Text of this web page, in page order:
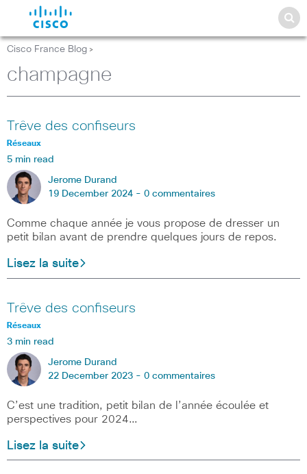
Cisco France Blog >
champagne
Trêve des confiseurs
Réseaux
5 min read
Jerome Durand
19 December 2024 - 0 commentaires
Comme chaque année je vous propose de dresser un
petit bilan avant de prendre quelques jours de repos.
Lisez la suite
Trêve des confiseurs
Réseaux
3 min read
Jerome Durand
22 December 2023 - 0 commentaires
C’est une tradition, petit bilan de l’année écoulée et
perspectives pour 2024…
Lisez la suite